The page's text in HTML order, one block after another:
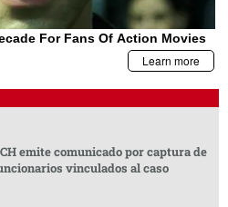
emite comunicado por captura de
vinculados al caso